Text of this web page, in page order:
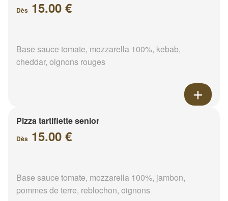
Dès 15.00 €
Base sauce tomate, mozzarella 100%, kebab,
cheddar, oignons rouges
Pizza tartiflette senior
Dès 15.00 €
Base sauce tomate, mozzarella 100%, jambon,
pommes de terre, reblochon, oignons